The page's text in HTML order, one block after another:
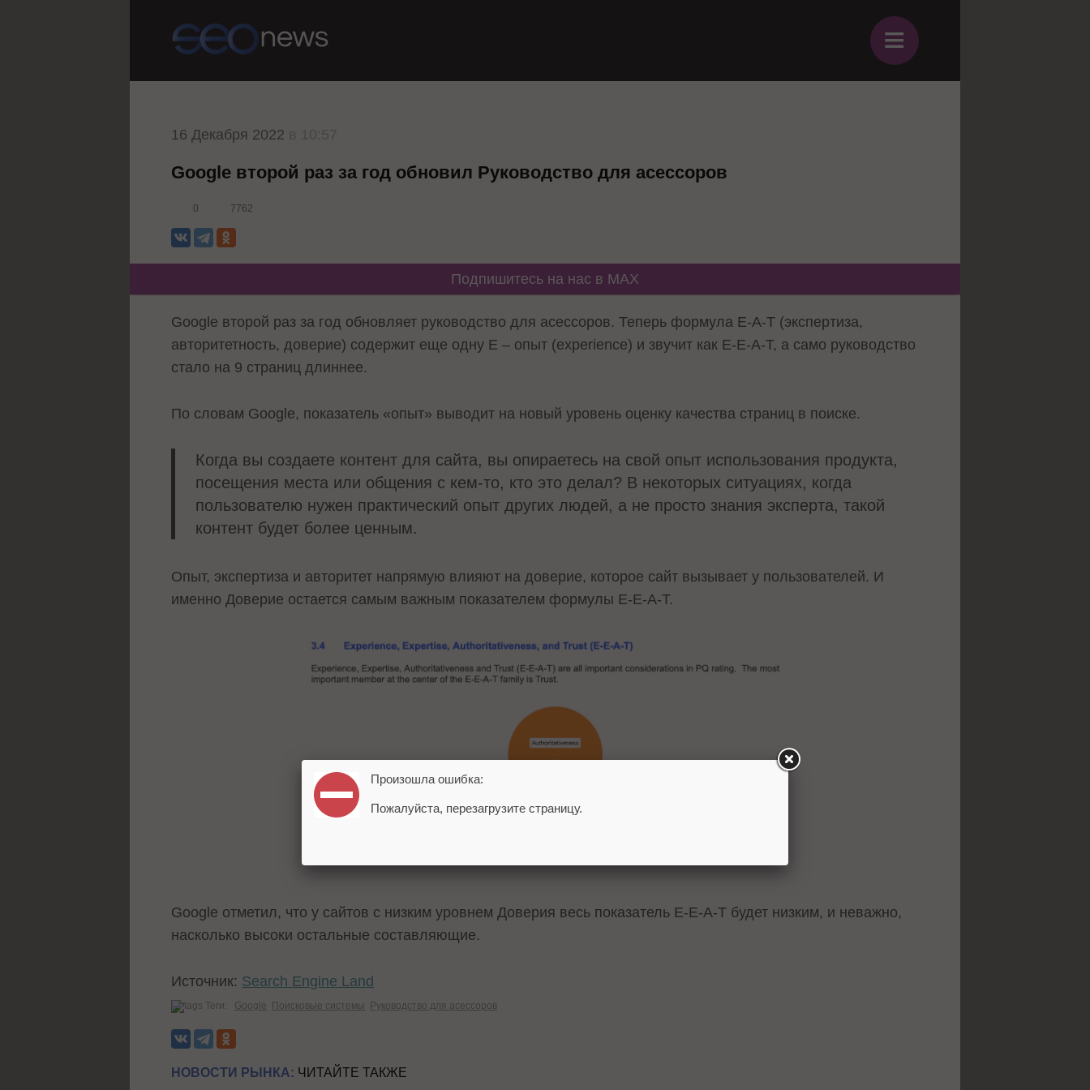
≡
16 Декабря 2022
Google второй раз за год обновил Руководство для асессоров
0 7762
Подпишитесь на нас в MAX
Google второй раз за год обновляет руководство для асессоров. Теперь формула E-A-T (экспертиза,
авторитетность, доверие) содержит еще одну E – опыт (experience) и звучит как E-E-A-T, а само руководство
стало на 9 страниц длиннее.
По словам Google, показатель «опыт» выводит на новый уровень оценку качества страниц в поиске.
Когда вы создаете контент для сайта, вы опираетесь на свой опыт использования продукта,
посещения места или общения с кем-то, кто это делал? В некоторых ситуациях, когда
пользователю нужен практический опыт других людей, а не просто знания эксперта, такой
контент будет более ценным.
Опыт, экспертиза и авторитет напрямую влияют на доверие, которое сайт вызывает у пользователей. И
именно Доверие остается самым важным показателем формулы E-E-A-T.
Google отметил, что у сайтов с низким уровнем Доверия весь показатель E-E-A-T будет низким, и неважно,
насколько высоки остальные составляющие.
Источник: Search Engine Land
Теги: Google Поисковые системы Руководство для асессоров
НОВОСТИ РЫНКА: ЧИТАЙТЕ ТАКЖЕ
Произошла ошибка:
Пожалуйста, перезагрузите страницу.